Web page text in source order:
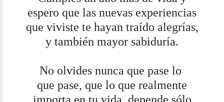
espero que las nuevas experiencias
que viviste te hayan traído alegrías,
y también mayor sabiduría.
No olvides nunca que pase lo
que pase, que lo que realmente